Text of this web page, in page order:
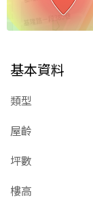
基本資料
類型
屋齡
坪數
樓高